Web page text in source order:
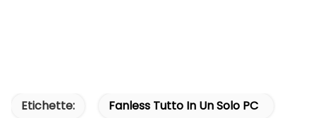
Etichette:
Fanless Tutto In Un Solo PC